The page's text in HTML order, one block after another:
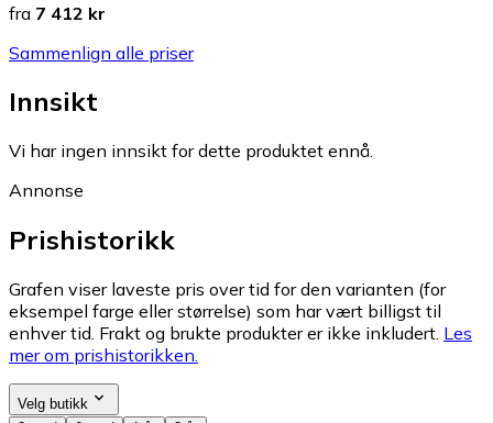
fra 7 412 kr
Sammenlign alle priser
Innsikt
Vi har ingen innsikt for dette produktet ennå.
Annonse
Prishistorikk
Grafen viser laveste pris over tid for den varianten (for
eksempel farge eller størrelse) som har vært billigst til
enhver tid. Frakt og brukte produkter er ikke inkludert. Les
mer om prishistorikken.
Velg butikk